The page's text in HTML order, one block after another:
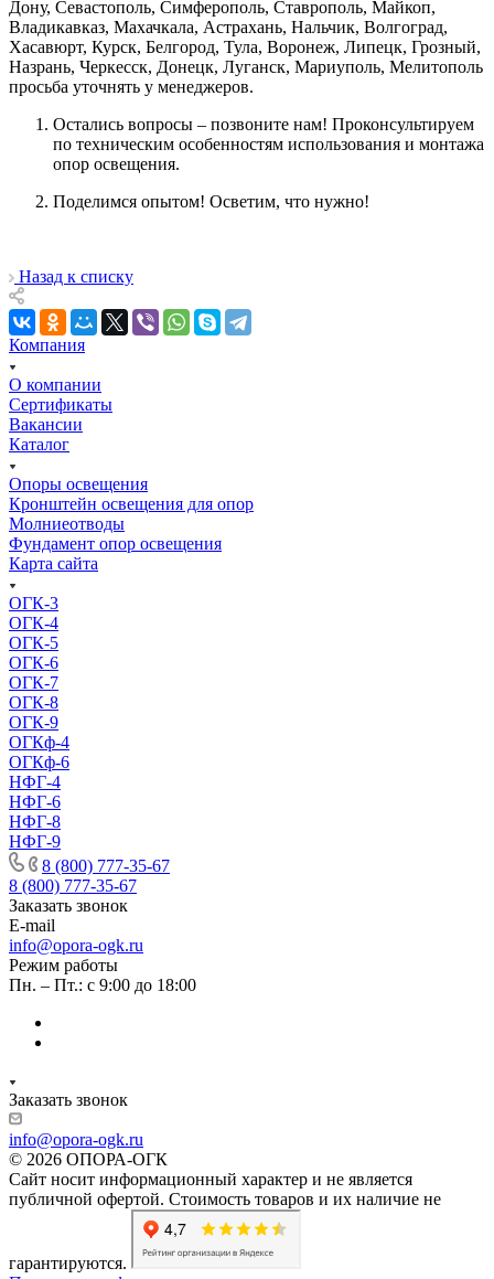
Дону, Севастополь, Симферополь, Ставрополь, Майкоп,
Владикавказ, Махачкала, Астрахань, Нальчик, Волгоград,
Хасавюрт, Курск, Белгород, Тула, Воронеж, Липецк, Грозный,
Назрань, Черкесск, Донецк, Луганск, Мариуполь, Мелитополь
просьба уточнять у менеджеров.
Остались вопросы – позвоните нам! Проконсультируем
по техническим особенностям использования и монтажа
опор освещения.
Поделимся опытом! Осветим, что нужно!
Назад к списку
Компания
О компании
Сертификаты
Вакансии
Каталог
Опоры освещения
Кронштейн освещения для опор
Молниеотводы
Фундамент опор освещения
Карта сайта
ОГК-3
ОГК-4
ОГК-5
ОГК-6
ОГК-7
ОГК-8
ОГК-9
ОГКф-4
ОГКф-6
НФГ-4
НФГ-6
НФГ-8
НФГ-9
8 (800) 777-35-67
8 (800) 777-35-67
Заказать звонок
E-mail
info@opora-ogk.ru
Режим работы
Пн. – Пт.: с 9:00 до 18:00
Заказать звонок
info@opora-ogk.ru
© 2026 ОПОРА-ОГК
Сайт носит информационный характер и не является
публичной офертой. Стоимость товаров и их наличие не
гарантируются.